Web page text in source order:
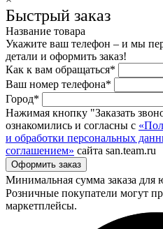
Быстрый заказ
Название товара
Укажите ваш телефон – и мы
детали и оформить заказ!
Как к вам обращаться*
Ваш номер телефона*
Город*
Нажимая кнопку "Заказать
ознакомились и согласны с
и обработки персональных
соглашением» сайта san.team.ru
Минимальная сумма заказа для
Розничные покупатели могут
маркетплейсы.